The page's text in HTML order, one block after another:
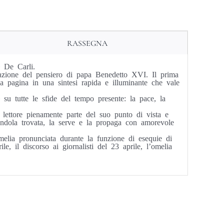
RASSEGNA
De Carli.
del pensiero di papa Benedetto XVI. Il prima
pagina in una sintesi rapida e illuminante che vale
su tutte le sfide del tempo presente: la pace, la
pienamente parte del suo punto di vista e
trovata, la serve e la propaga con amorevole
pronunciata durante la funzione di esequie di
il discorso ai giornalisti del 23 aprile, l’omelia